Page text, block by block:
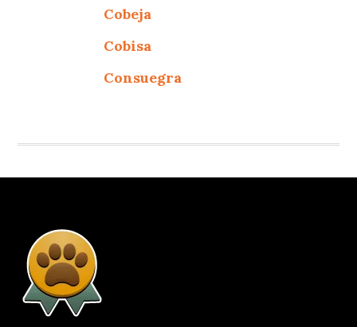
Cobeja
Cobisa
Consuegra